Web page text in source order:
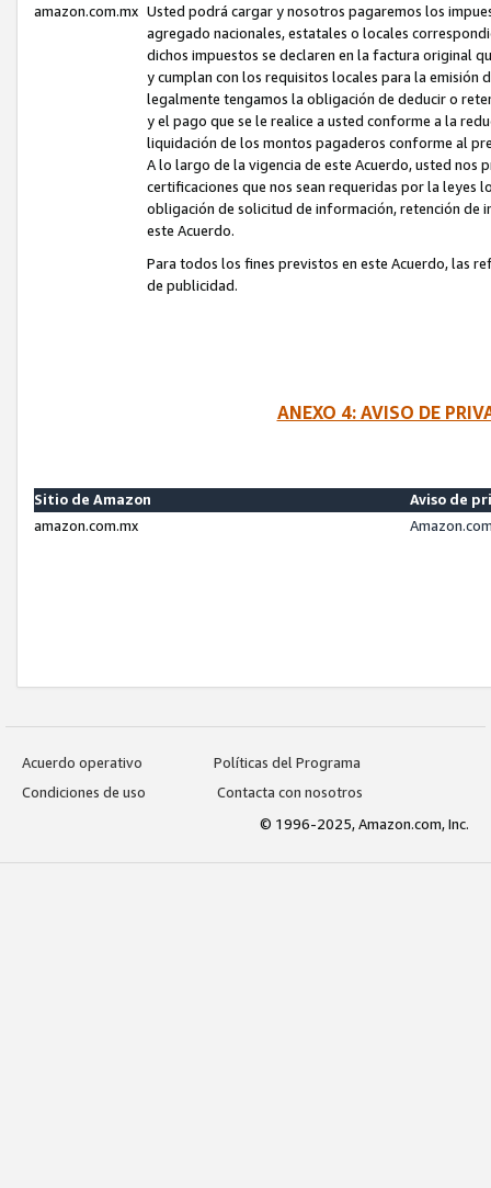
amazon.com.mx Usted podrá cargar y nosotros pagaremos los
agregado nacionales, estatales o locales
dichos impuestos se declaren en la factura original
y cumplan con los requisitos locales para la emisión
legalmente tengamos la obligación de deducir o
y el pago que se le realice a usted conforme a la
liquidación de los montos pagaderos conforme al
A lo largo de la vigencia de este Acuerdo, usted
certificaciones que nos sean requeridas por la leyes
obligación de solicitud de información, retención de
este Acuerdo.
Para todos los fines previstos en este Acuerdo, las
de publicidad.
ANEXO 4: AVISO DE
Sitio de Amazon
Aviso de
amazon.com.mx
Acuerdo operativo
Políticas del Programa
Condiciones de uso
Contacta con nosotros
© 1996-2025, Amazon.com, Inc.